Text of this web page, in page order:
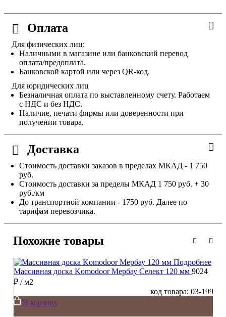
Оплата
Для физических лиц:
Наличными в магазине или банковский перевод
оплата/предоплата.
Банковской картой или через QR-код.
Для юридических лиц
Безналичная оплата по выставленному счету. Работаем
с НДС и без НДС.
Наличие, печати фирмы или доверенности при
получении товара.
Доставка
Стоимость доставки заказов в пределах МКАД - 1 750
руб.
Стоимость доставки за пределы МКАД 1 750 руб. + 30
руб./км
До транспортной компании - 1750 руб. Далее по
тарифам перевозчика.
Похожие товары
Подробнее
Массивная доска Komodoor Мербау Селект 120 мм 9024
₽ / м2
код товара: 03-199
В корзину